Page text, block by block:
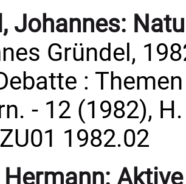
Johannes:
Gründel,
:
- 12 (1982),
1982.02
Hermann: